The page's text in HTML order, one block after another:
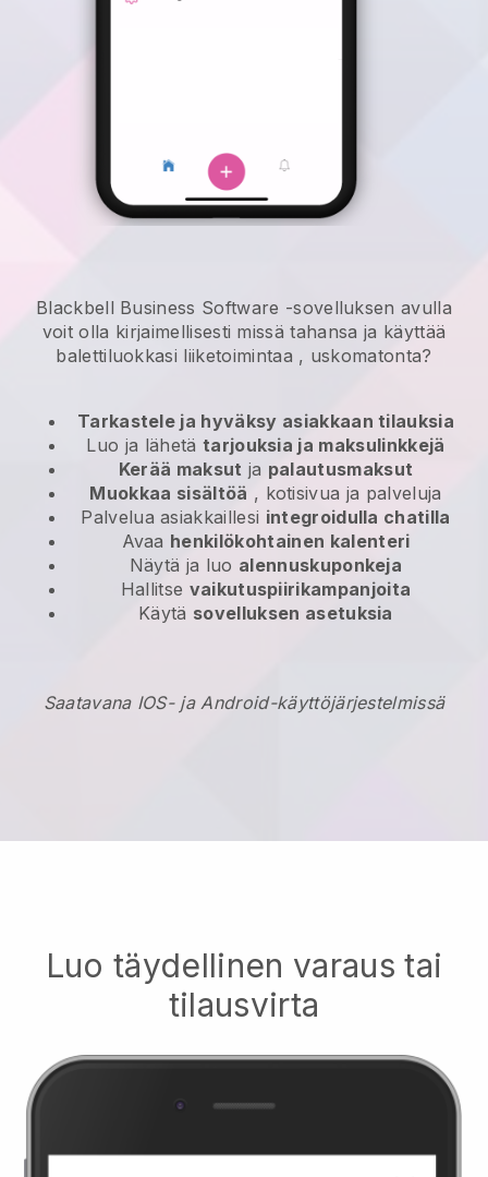
Blackbell Business Software -sovelluksen avulla
voit olla kirjaimellisesti missä tahansa ja käyttää
balettiluokkasi liiketoimintaa , uskomatonta?
Tarkastele ja hyväksy asiakkaan tilauksia
Luo ja lähetä tarjouksia ja maksulinkkejä
Kerää maksut ja palautusmaksut
Muokkaa sisältöä , kotisivua ja palveluja
Palvelua asiakkaillesi integroidulla chatilla
Avaa henkilökohtainen kalenteri
Näytä ja luo alennuskuponkeja
Hallitse vaikutuspiirikampanjoita
Käytä sovelluksen asetuksia
Saatavana IOS- ja Android-käyttöjärjestelmissä
Luo täydellinen varaus tai
tilausvirta